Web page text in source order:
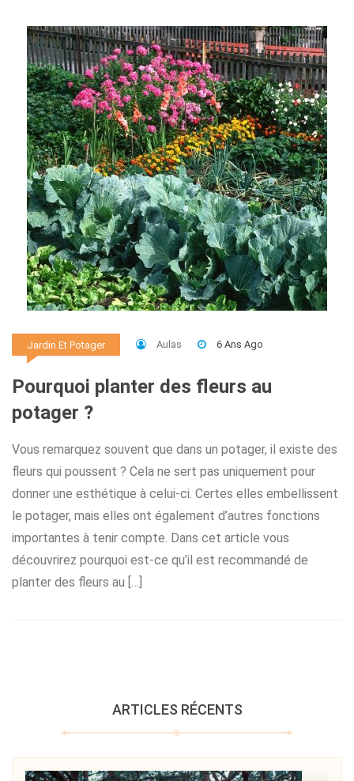
Jardin Et Potager Aulas 6 Ans Ago
Pourquoi planter des fleurs au
potager ?
Vous remarquez souvent que dans un potager, il existe des
fleurs qui poussent ? Cela ne sert pas uniquement pour
donner une esthétique à celui-ci. Certes elles embellissent
le potager, mais elles ont également d’autres fonctions
importantes à tenir compte. Dans cet article vous
découvrirez pourquoi est-ce qu’il est recommandé de
planter des fleurs au […]
ARTICLES RÉCENTS